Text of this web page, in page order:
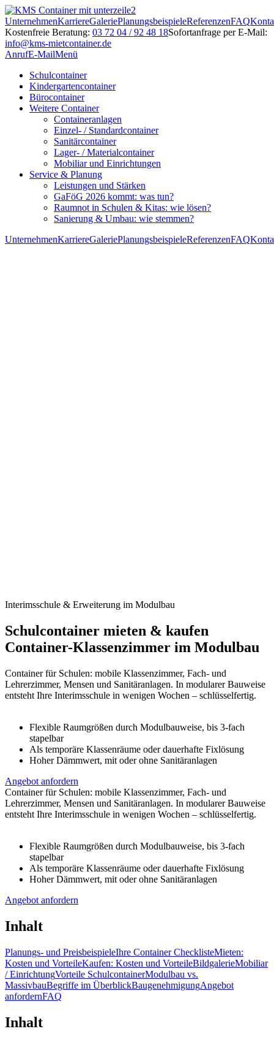
UnternehmenKarriereGaleriePlanungsbeispieleReferenzenFAQ
Kostenfreie Beratung: 03 72 04 / 92 48 18Sofortanfrage per E-Mail:
info@kms-mietcontainer.de
AnrufE-MailMenü
Schulcontainer
Kindergartencontainer
Bürocontainer
Weitere Container
Containeranlagen
Einzel- / Standardcontainer
Sanitärcontainer
Lager- / Materialcontainer
Mobiliar und Einrichtungen
Service & Planung
Leistungen und Stärken
GaFöG 2026 kommt: was tun?
Raumnot in Schulen & Kitas: wie lösen?
Sanierung & Umbau: wie stemmen?
UnternehmenKarriereGaleriePlanungsbeispieleReferenzenFAQ
Interimsschule & Erweiterung im Modulbau
Schulcontainer mieten & kaufen
Container-Klassenzimmer im Modulbau
Container für Schulen: mobile Klassenzimmer, Fach- und
Lehrerzimmer, Mensen und Sanitäranlagen. In modularer Bauweise
entsteht Ihre Interimsschule in wenigen Wochen – schlüsselfertig.
Flexible Raumgrößen durch Modulbauweise, bis 3-fach
stapelbar
Als temporäre Klassenräume oder dauerhafte Fixlösung
Hoher Dämmwert, mit oder ohne Sanitäranlagen
Angebot anfordern
Container für Schulen: mobile Klassenzimmer, Fach- und
Lehrerzimmer, Mensen und Sanitäranlagen. In modularer Bauweise
entsteht Ihre Interimsschule in wenigen Wochen – schlüsselfertig.
Flexible Raumgrößen durch Modulbauweise, bis 3-fach
stapelbar
Als temporäre Klassenräume oder dauerhafte Fixlösung
Hoher Dämmwert, mit oder ohne Sanitäranlagen
Angebot anfordern
Inhalt
Planungs- und PreisbeispieleIhre Container ChecklisteMieten:
Kosten und VorteileKaufen: Kosten und VorteileBildgalerieMobiliar
/ EinrichtungVorteile SchulcontainerModulbau vs.
MassivbauBegriffe im ÜberblickBaugenehmigungAngebot
anfordernFAQ
Inhalt